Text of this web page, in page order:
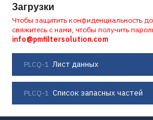
Загрузки
Чтобы защитить конфиденциальность
свяжитесь с нами, чтобы получить
info@pmfiltersolution.com
PLCQ-1 Лист данных
PLCQ-1 Список запасных частей